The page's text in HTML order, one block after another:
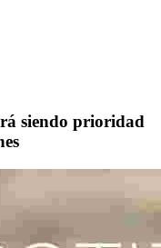
siendo prioridad